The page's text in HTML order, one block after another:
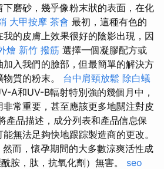
磨砂，幾乎像粉末狀的表面，在化
大甲按摩 茶會 最初，這種有色的
的皮膚上效果很好的陰影出現，因
燴 新竹 撥筋 選擇一個凝膠配方或
入我們的臉部，但最簡單的解決方
質的粉末。 台中肩頸放鬆 除白蟻
A和UV-B輻射特別強的幾個月中，
常重要，甚至應該更多地關注對皮
產品描述，成分列表和產品信息保
無法足夠快地跟踪製造商的更改。
然而，懷孕期間的大多數涼爽活性成
胺，肽，抗氧化劑）無害。 seo